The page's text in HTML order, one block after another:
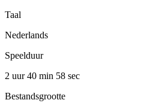
Taal
Nederlands
Speelduur
2 uur 40 min 58 sec
Bestandsgrootte